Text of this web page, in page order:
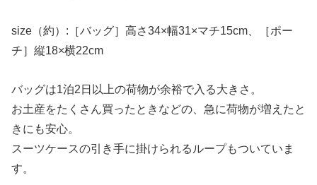
size（約）:［バッグ］高さ34×幅31×マチ15cm、［ポー
チ］縦18×横22cm
バッグは1泊2日以上の荷物が余裕で入る大きさ。
お土産をたくさん買ったときなどの、急に荷物が増えたと
きにも安心。
スーツケースの引き手に掛けられるループもついていま
す。